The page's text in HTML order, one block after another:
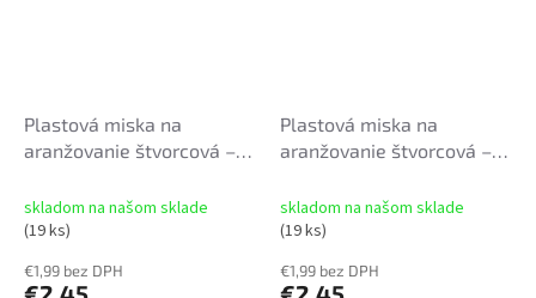
Plastová miska na
aranžovanie štvorcová –
cm)
skladom na našom sklade
(19 ks)
€1,99 bez DPH
Plastová miska na
aranžovanie štvorcová –
cm)
skladom na našom sklade
(19 ks)
€1,99 bez DPH